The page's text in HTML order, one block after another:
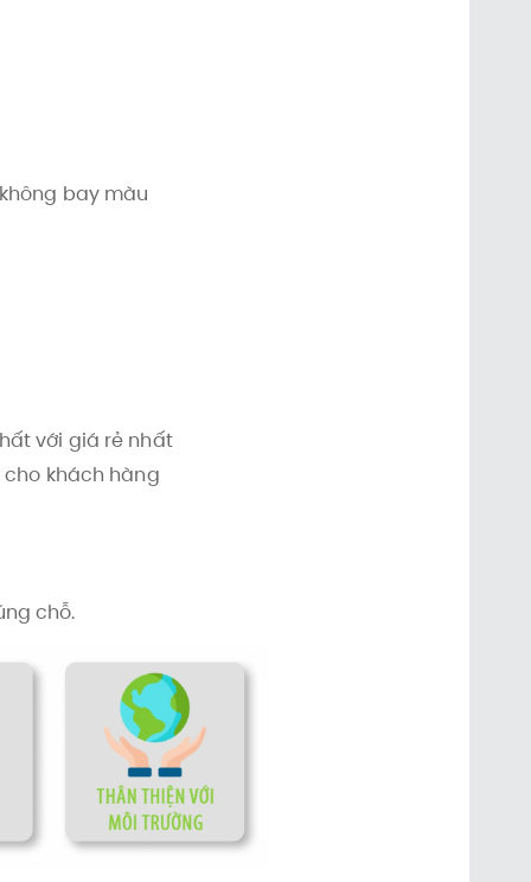
bay màu
với giá rẻ nhất
khách hàng
chỗ.